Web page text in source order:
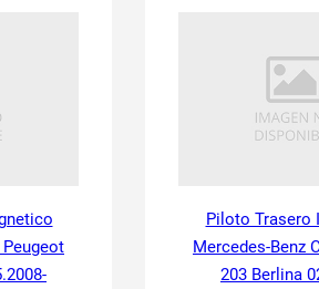
Piloto Trasero
Mercedes-Benz
203 Berlina